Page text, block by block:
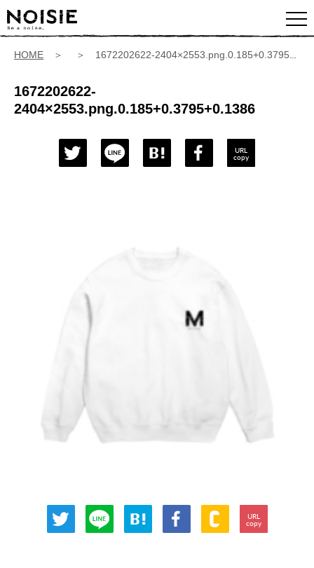
HOME ＞ ＞ 1672202622-2404×2553.png.0.185+0.3795+0.1386
1672202622-
2404×2553.png.0.185+0.3795+0.1386
URL
copy
URL
copy